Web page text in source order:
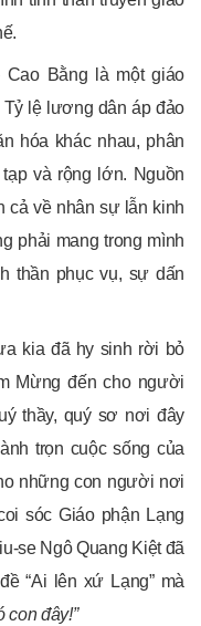
Bằng là một giáo
Tỷ lệ lương dân áp đảo
hóa khác nhau, phân
và rộng lớn. Nguồn
cả về nhân sự lẫn kinh
phải mang trong mình
thần phục vụ, sự dấn
kia đã hy sinh rời bỏ
Mừng đến cho người
thầy, quý sơ nơi đây
trọn cuộc sống của
những con người nơi
sóc Giáo phận Lạng
se Ngô Quang Kiệt đã
“Ai lên xứ Lạng” mà
con đây!”